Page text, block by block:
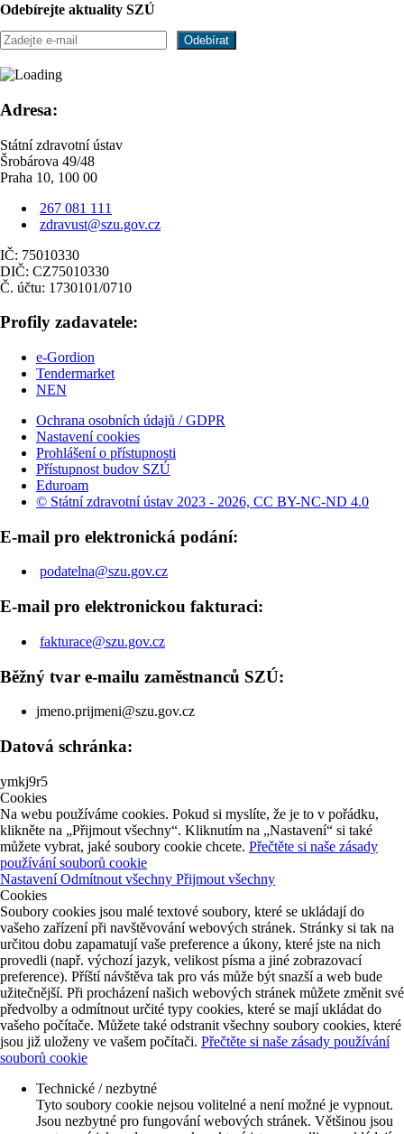
Odebírejte aktuality SZÚ
Adresa:
Státní zdravotní ústav
Šrobárova 49/48
Praha 10, 100 00
267 081 111
zdravust@szu.gov.cz
IČ: 75010330
DIČ: CZ75010330
Č. účtu: 1730101/0710
Profily zadavatele:
e-Gordion
Tendermarket
NEN
Ochrana osobních údajů / GDPR
Nastavení cookies
Prohlášení o přístupnosti
Přístupnost budov SZÚ
Eduroam
© Státní zdravotní ústav 2023 - 2026, CC BY-NC-ND 4.0
E-mail pro elektronická podání:
podatelna@szu.gov.cz
E-mail pro elektronickou fakturaci:
fakturace@szu.gov.cz
Běžný tvar e-mailu zaměstnanců SZÚ:
jmeno.prijmeni@szu.gov.cz
Datová schránka:
ymkj9r5
Cookies
Na webu používáme cookies. Pokud si myslíte, že je to v pořádku,
klikněte na „Přijmout všechny“. Kliknutím na „Nastavení“ si také
můžete vybrat, jaké soubory cookie chcete. Přečtěte si naše zásady
používání souborů cookie
NastaveníOdmítnout všechny Přijmout všechny
Cookies
Soubory cookies jsou malé textové soubory, které se ukládají do
vašeho zařízení při navštěvování webových stránek. Stránky si tak na
určitou dobu zapamatují vaše preference a úkony, které jste na nich
provedli (např. výchozí jazyk, velikost písma a jiné zobrazovací
preference). Příští návštěva tak pro vás může být snazší a web bude
užitečnější. Při procházení našich webových stránek můžete změnit své
předvolby a odmítnout určité typy cookies, které se mají ukládat do
vašeho počítače. Můžete také odstranit všechny soubory cookies, které
jsou již uloženy ve vašem počítači. Přečtěte si naše zásady používání
souborů cookie
Technické / nezbytné
Tyto soubory cookie nejsou volitelné a není možné je vypnout.
Jsou nezbytné pro fungování webových stránek. Většinou jsou